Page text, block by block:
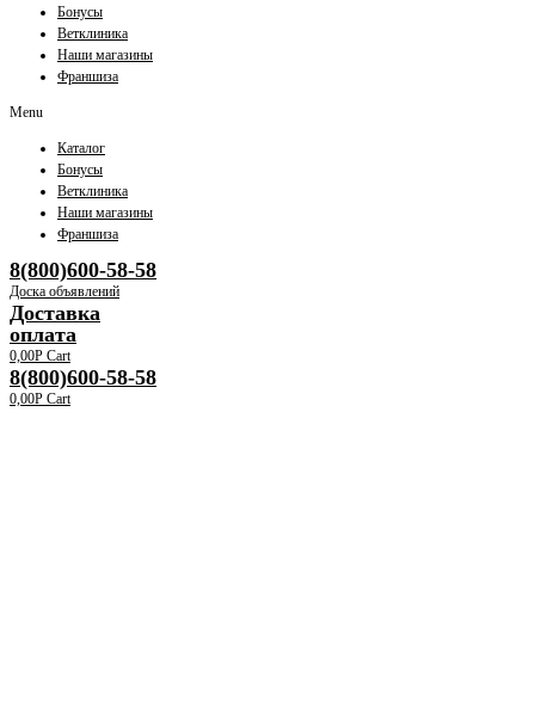
Бонусы
Ветклиника
Наши магазины
Франшиза
Menu
Каталог
Бонусы
Ветклиника
Наши магазины
Франшиза
8(800)600-58-58
Доска объявлений
Доставка
оплата
0,00Р Cart
8(800)600-58-58
0,00Р Cart